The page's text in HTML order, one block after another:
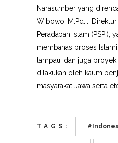
Narasumber yang
Wibowo, M.Pd.I., Direktur
Peradaban Islam (PSPI),
membahas proses
lampau, dan juga
dilakukan oleh kaum
masyarakat Jawa serta
TAGS: